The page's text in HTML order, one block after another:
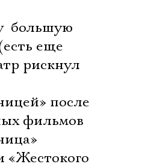
большую
еще
рискнул
после
фильмов
«Жестокого